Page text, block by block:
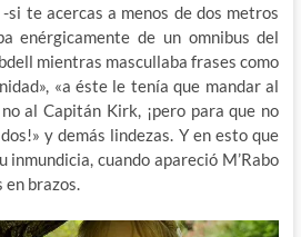
te acercas a menos de dos metros
enérgicamente de un omnibus del
mientras mascullaba frases como
«a éste le tenía que mandar al
al Capitán Kirk, ¡pero para que no
y demás lindezas. Y en esto que
cuando apareció M’Rabo
en brazos.